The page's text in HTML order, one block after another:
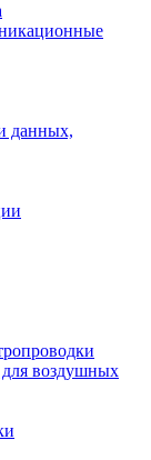
данных,
воздушных